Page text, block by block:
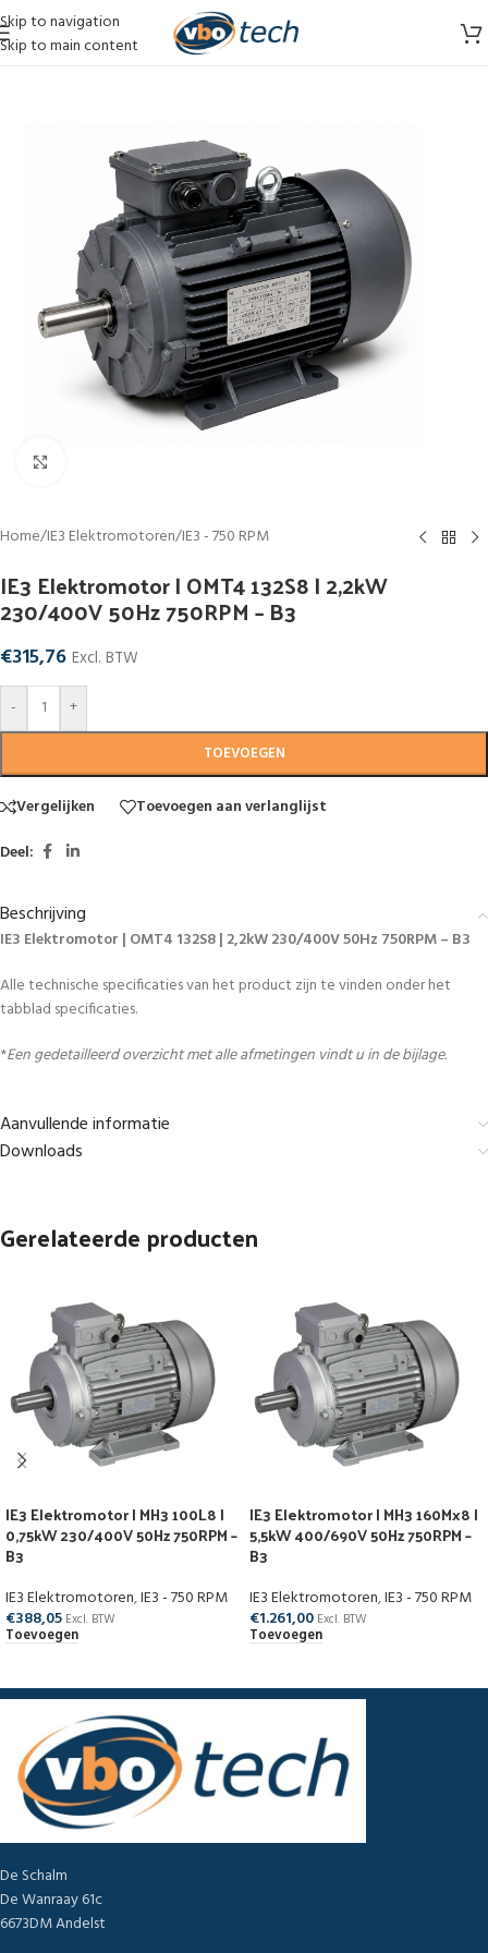
Skip to navigation
Skip to main content
Home/IE3 Elektromotoren/IE3 - 750 RPM
IE3 Elektromotor | OMT4 132S8 | 2,2kW
230/400V 50Hz 750RPM – B3
€315,76 Excl. BTW
-
+
TOEVOEGEN
Vergelijken
Toevoegen aan verlanglijst
Deel:
Beschrijving
IE3 Elektromotor | OMT4 132S8 | 2,2kW 230/400V 50Hz 750RPM – B3
Alle technische specificaties van het product zijn te vinden onder het
tabblad specificaties.
*Een gedetailleerd overzicht met alle afmetingen vindt u in de bijlage.
Aanvullende informatie
Downloads
Gerelateerde producten
IE3 Elektromotor | MH3 100L8 |
0,75kW 230/400V 50Hz 750RPM –
B3
IE3 Elektromotoren,IE3 - 750 RPM
€388,05 Excl. BTW
Toevoegen
IE3 Elektromotor | MH3 160Mx8 |
5,5kW 400/690V 50Hz 750RPM –
B3
IE3 Elektromotoren,IE3 - 750 RPM
€1.261,00 Excl. BTW
Toevoegen
De Schalm
De Wanraay 61c
6673DM Andelst